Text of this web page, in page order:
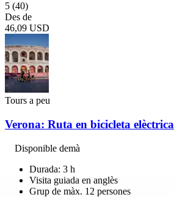
5 (40)
Des de
46,09 USD
Tours a peu
Verona: Ruta en bicicleta elèctrica
Disponible demà
Durada: 3 h
Visita guiada en anglès
Grup de màx. 12 persones